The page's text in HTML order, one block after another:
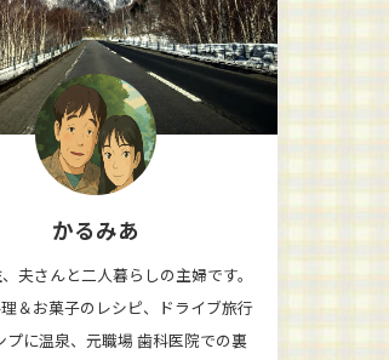
かるみあ
夫さんと二人暮らしの主婦です。
＆お菓子のレシピ、ドライブ旅行
プに温泉、元職場 歯科医院での裏